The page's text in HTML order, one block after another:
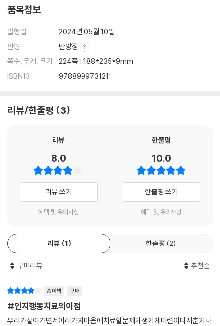
나의 충동들
나의 선택이 어떤 결과를 만들까
선택이 현재와 미래에 일으키는 것
제9장 나의 행동 통제하기
멈추기, 생각하기, 행동하기
선택지 우선순위 평가
제10장 나의 이야기: 감정이 나를 장악할 때
제11장 나의 이야기: 감정을 통제할 수 있을 때
제12장 나는 감정과 생각 그리고 행동을 통제할 수 있어!
품목정보
발행일
2024년 05월 10일
판형
반양장
쪽수, 무게, 크기
224쪽 | 188*235*9mm
ISBN13
9788999731211
리뷰/한줄평 3
리뷰
8.0
리뷰 쓰기
혜택 및 유의사항
한줄평
10.0
한줄평 쓰기
혜택 및 유의사항
리뷰 1 한줄평 2
구매리뷰 추천순
종이책 구매
#인지행동치료의이점
우리가살아가면서여러가지마음에치료할문제가생기게마련이다사춘기나